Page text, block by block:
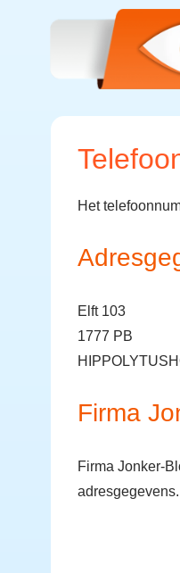
Het
Elft 103
1777 PB
Firma
Firma Jonker-
adresgegevens.